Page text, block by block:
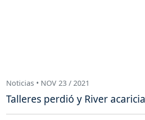
Noticias • NOV 23 / 2021
Talleres perdió y River